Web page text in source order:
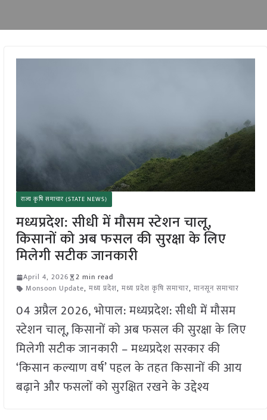
राज्य कृषि समाचार (STATE NEWS)
मध्यप्रदेश: सीधी में मौसम स्टेशन चालू,
किसानों को अब फसल की सुरक्षा के लिए
मिलेगी सटीक जानकारी
April 4, 2026
2 min read
Monsoon Update, मध्य प्रदेश, मध्य प्रदेश कृषि समाचार, मानसून समाचार
04 अप्रैल 2026, भोपाल: मध्यप्रदेश: सीधी में मौसम
स्टेशन चालू, किसानों को अब फसल की सुरक्षा के लिए
मिलेगी सटीक जानकारी – मध्यप्रदेश सरकार की
‘किसान कल्याण वर्ष’ पहल के तहत किसानों की आय
बढ़ाने और फसलों को सुरक्षित रखने के उद्देश्य